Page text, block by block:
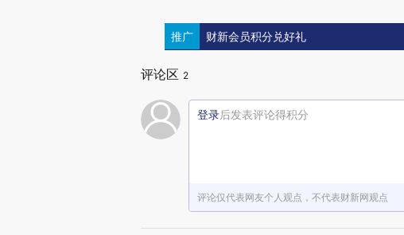
推广 财新会员积分兑好礼
评论区 2
登录后发表评论得积分
评论仅代表网友个人观点，不代表财新网观点